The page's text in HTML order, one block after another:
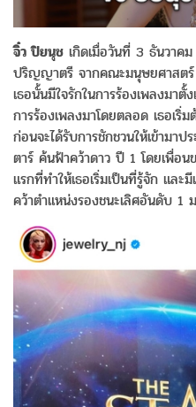
จิ๋ว ปิยนุช เกิดเมื่อวันที่ 3 ธันวาค
ปริญญาตรี จากคณะมนุษยศาสต
เธอนั้นมีใจรักในการร้องเพลงมา
การร้องเพลงมาโดยตลอด เธอเริ่
ก่อนจะได้รับการชักชวนให้เข้ามาป
ตาร์ ค้นฟ้าคว้าดาว ปี 1 โดยเพื่อ
แรกที่ทำให้เธอเริ่มเป็นที่รู้จัก และ
คว้าตำแหน่งรองชนะเลิศอันดับ 1